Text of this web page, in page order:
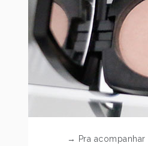
→ Pra acompanhar